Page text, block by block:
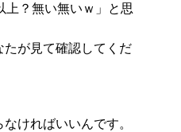
上？無い無いｗ」と思
が見て確認してくだ
ければいいんです。